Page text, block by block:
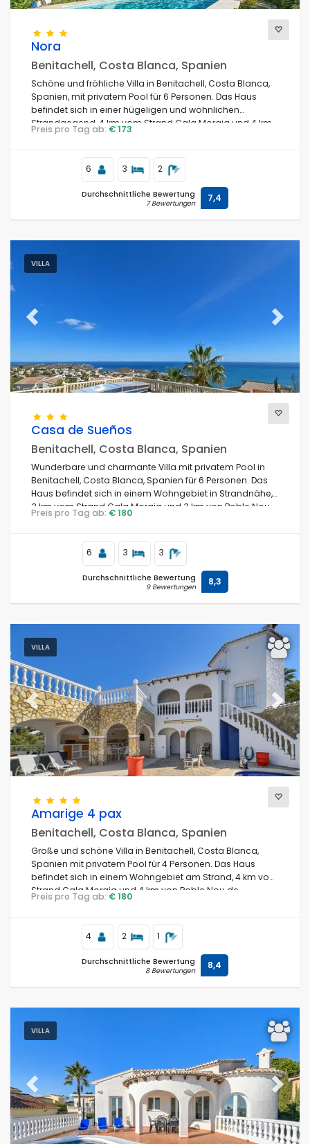
Nora
Benitachell, Costa Blanca, Spanien
Schöne und fröhliche Villa in Benitachell, Costa Blanca,
Spanien, mit privatem Pool für 6 Personen. Das Haus
befindet sich in einer hügeligen und wohnlichen
Strandgegend, 4 km vom Strand Cala Moraig und 4 km
von Moraira entfernt.
Preis pro Tag ab: € 173
6 3 2
Durchschnittliche Bewertung
7 Bewertungen 7,4
VILLA
Previous Next
Casa de Sueños
Benitachell, Costa Blanca, Spanien
Wunderbare und charmante Villa mit privatem Pool in
Benitachell, Costa Blanca, Spanien für 6 Personen. Das
Haus befindet sich in einem Wohngebiet in Strandnähe,
3 km vom Strand Cala Moraig und 3 km von Poble Nou
de Benitachell entfernt.
Preis pro Tag ab: € 180
6 3 3
Durchschnittliche Bewertung
9 Bewertungen 8,3
VILLA
Previous Next
Amarige 4 pax
Benitachell, Costa Blanca, Spanien
Große und schöne Villa in Benitachell, Costa Blanca,
Spanien mit privatem Pool für 4 Personen. Das Haus
befindet sich in einem Wohngebiet am Strand, 4 km vom
Strand Cala Moraig und 4 km von Poble Nou de
Benitachell entfernt.
Preis pro Tag ab: € 180
4 2 1
Durchschnittliche Bewertung
8 Bewertungen 8,4
VILLA
Previous Next